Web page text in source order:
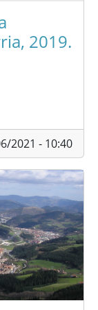
2019.
2021 - 10:40